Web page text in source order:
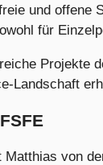
und offene
für
Projekte
Landschaft
von